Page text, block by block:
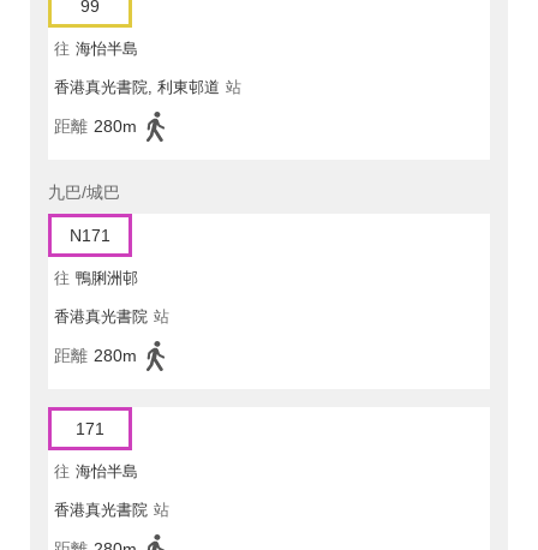
99
往 海怡半島
香港真光書院, 利東邨道 站
距離 280m
九巴/城巴
N171
往 鴨脷洲邨
香港真光書院 站
距離 280m
171
往 海怡半島
香港真光書院 站